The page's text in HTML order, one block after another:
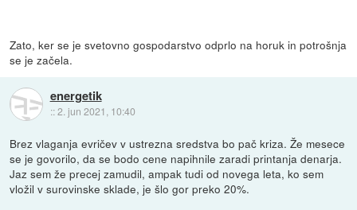
Zato, ker se je svetovno gospodarstvo odprlo na horuk in potrošnja
se je začela.
energetik
::2. jun 2021, 10:40
Brez vlaganja evričev v ustrezna sredstva bo pač kriza. Že mesece
se je govorilo, da se bodo cene napihnile zaradi printanja denarja.
Jaz sem že precej zamudil, ampak tudi od novega leta, ko sem
vložil v surovinske sklade, je šlo gor preko 20%.